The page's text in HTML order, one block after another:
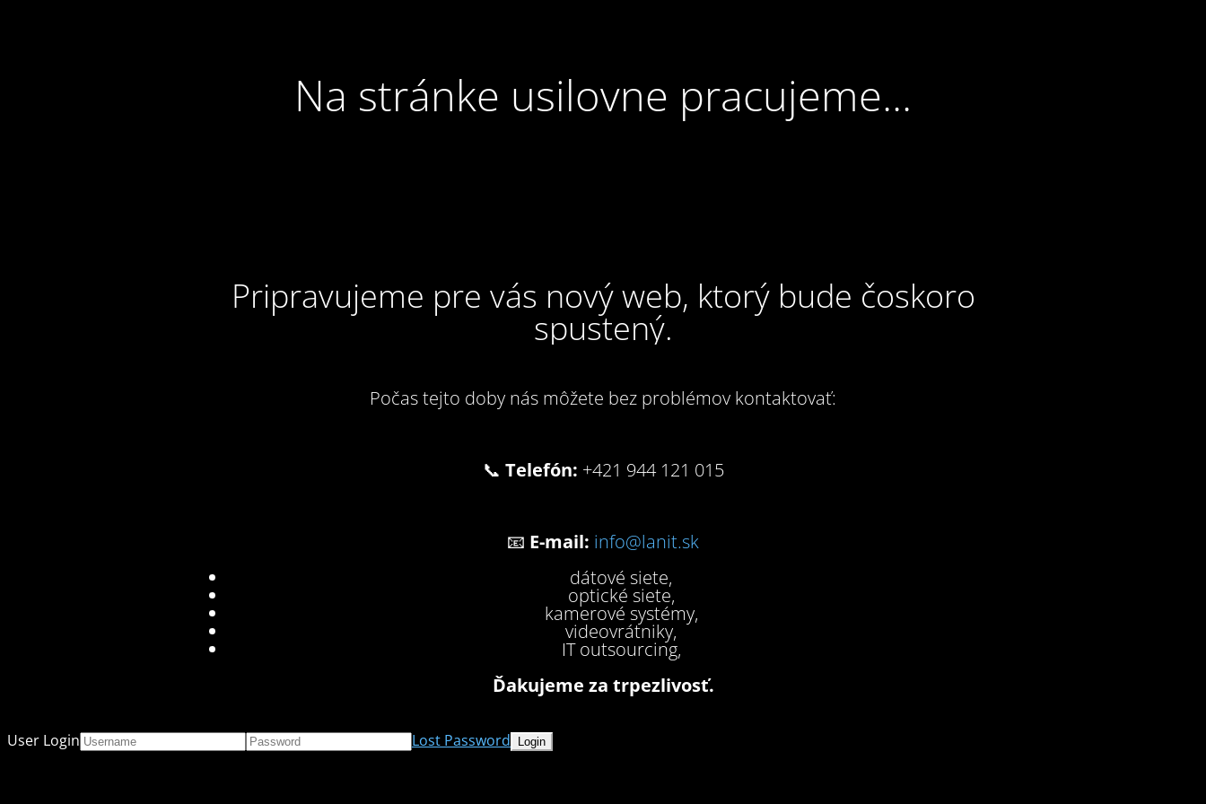
Na stránke usilovne pracujeme...
Pripravujeme pre vás nový web, ktorý bude čoskoro
spustený.
Počas tejto doby nás môžete bez problémov kontaktovať:
📞 Telefón: +421 944 121 015
📧 E-mail: info@lanit.sk
dátové siete,
optické siete,
kamerové systémy,
videovrátniky,
IT outsourcing,
Ďakujeme za trpezlivosť.
User Login Lost Password